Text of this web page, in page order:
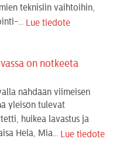
teknisiin vaihtoihin,
...
Lue tiedote
on notkeeta
nähdään viimeisen
yleisön tulevat
huikea lavastus ja
Hela, Mia...
Lue tiedote